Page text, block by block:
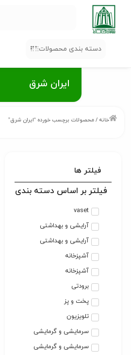
دسته بندی محصولات
ایران شرق
خانه / محصولات برچسب خورده “ایران شرق”
فیلتر ها
فیلتر بر اساس دسته بندی
vaset
آرایشی و بهداشتی
آرایشی و بهداشتی
آشپزخانه
آشپزخانه
برودتی
پخت و پز
تلویزیون
سرمایشی و گرمایشی
سرمایشی و گرمایشی